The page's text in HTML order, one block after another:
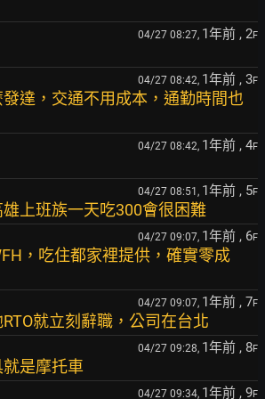
04/27 08:27, 1年前 , 2F
04/27 08:42, 1年前 , 3F
達，交通不用成本，通勤時間也
04/27 08:42, 1年前 , 4F
04/27 08:51, 1年前 , 5F
上班族一天吃300會很困難
04/27 09:07, 1年前 , 6F
，吃住都家裡提供，確實零成
04/27 09:07, 1年前 , 7F
就立刻辭職，公司在台北
04/27 09:28, 1年前 , 8F
是摩托車
04/27 09:34, 1年前 , 9F